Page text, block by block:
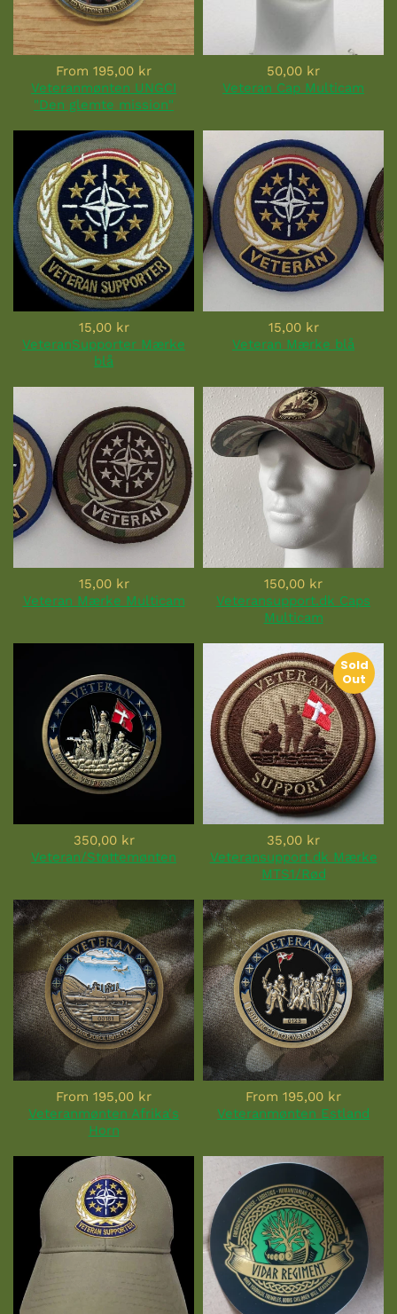
From 195,00 kr
Veteranmønten UNGCI
"Den glemte mission"
50,00 kr
Veteran Cap Multicam
15,00 kr
VeteranSupporter Mærke
blå
15,00 kr
Veteran Mærke blå
15,00 kr
Veteran Mærke Multicam
150,00 kr
Veteransupport.dk Caps
Multicam
350,00 kr
Veteran/Støttemønten
35,00 kr
Veteransupport.dk Mærke
MTS1/Rød
Sold
Out
From 195,00 kr
Veteranmønten Afrika's
Horn
From 195,00 kr
Veteranmønten Estland